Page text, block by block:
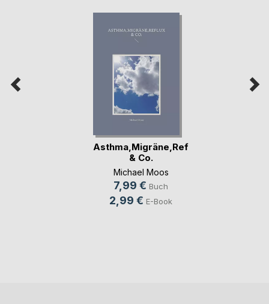
Asthma,Migräne,Reflux
& Co.
Michael Moos
7,99 € Buch
2,99 € E-Book